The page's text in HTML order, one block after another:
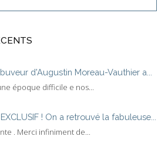
d'Augustin Moreau-Vauthier a...
époque difficile e nos...
EXCLUSIF ! On a retrouvé la fabuleuse...
. Merci infiniment de...